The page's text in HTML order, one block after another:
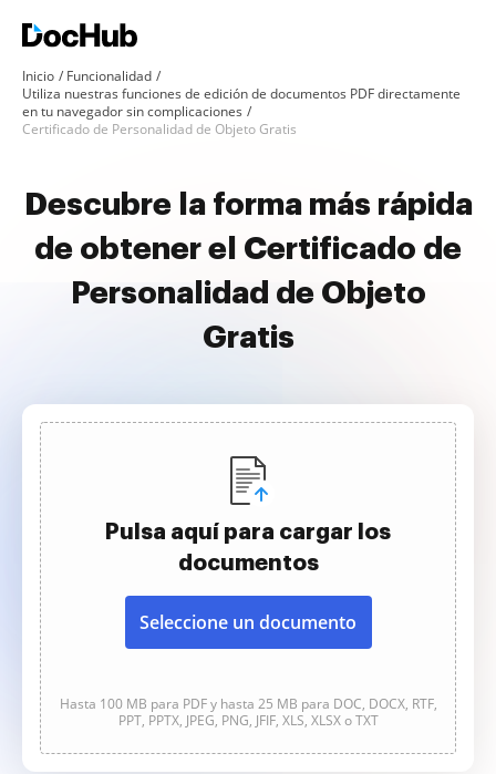
Inicio
Funcionalidad
Utiliza nuestras funciones de edición de documentos PDF directamente
en tu navegador sin complicaciones
Certificado de Personalidad de Objeto Gratis
Descubre la forma más rápida
de obtener el Certificado de
Personalidad de Objeto
Gratis
Pulsa aquí para cargar los
documentos
Seleccione un documento
Hasta 100 MB para PDF y hasta 25 MB para DOC, DOCX, RTF,
PPT, PPTX, JPEG, PNG, JFIF, XLS, XLSX o TXT